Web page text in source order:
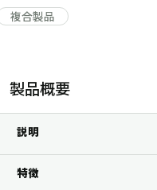
複合製品
製品概要
説明
特徴